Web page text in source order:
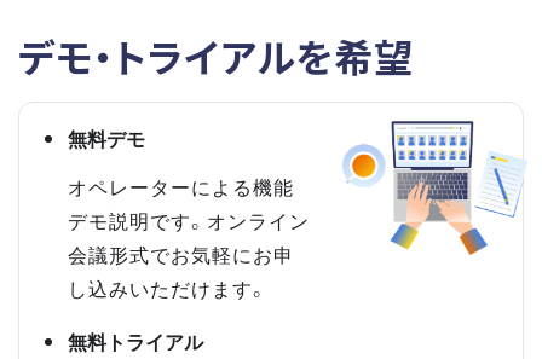
デモ・トライアルを希望
無料デモ
オペレーターによる機能
デモ説明です。オンライン
会議形式でお気軽にお申
し込みいただけます。
無料トライアル